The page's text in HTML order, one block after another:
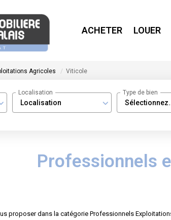
ACHETER LOUER
Agricoles Viticole
Localisation
Localisation Type de bien
Professionnels
proposer dans la catégorie Professionnels